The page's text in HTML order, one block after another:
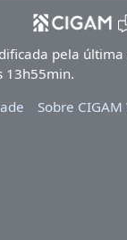
pela última
13h55min.
Sobre CIGAM